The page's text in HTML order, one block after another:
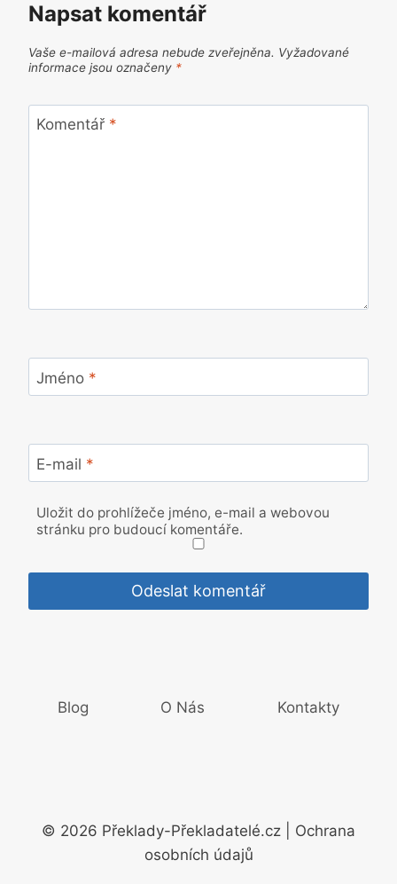
Napsat komentář
Vaše e-mailová adresa nebude zveřejněna. Vyžadované
informace jsou označeny *
Komentář *
Jméno *
E-mail *
Uložit do prohlížeče jméno, e-mail a webovou
stránku pro budoucí komentáře.
Blog O Nás Kontakty
© 2026 Překlady-Překladatelé.cz | Ochrana
osobních údajů